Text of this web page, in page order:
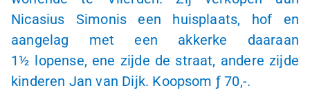
Nicasius Simonis een huisplaats, hof en
aangelag met een akkerke daaraan
1½ lopense, ene zijde de straat, andere zijde
kinderen Jan van Dijk. Koopsom ƒ 70,-.